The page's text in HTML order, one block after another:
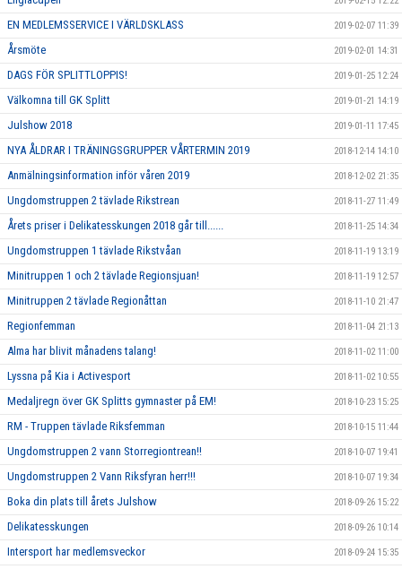
EN MEDLEMSSERVICE I VÄRLDSKLASS 2019-02-07 11:39
Årsmöte 2019-02-01 14:31
DAGS FÖR SPLITTLOPPIS! 2019-01-25 12:24
Välkomna till GK Splitt 2019-01-21 14:19
Julshow 2018 2019-01-11 17:45
NYA ÅLDRAR I TRÄNINGSGRUPPER VÅRTERMIN 2019 2018-12-14 14:10
Anmälningsinformation inför våren 2019 2018-12-02 21:35
Ungdomstruppen 2 tävlade Rikstrean 2018-11-27 11:49
Årets priser i Delikatesskungen 2018 går till...... 2018-11-25 14:34
Ungdomstruppen 1 tävlade Rikstvåan 2018-11-19 13:19
Minitruppen 1 och 2 tävlade Regionsjuan! 2018-11-19 12:57
Minitruppen 2 tävlade Regionåttan 2018-11-10 21:47
Regionfemman 2018-11-04 21:13
Alma har blivit månadens talang! 2018-11-02 11:00
Lyssna på Kia i Activesport 2018-11-02 10:55
Medaljregn över GK Splitts gymnaster på EM! 2018-10-23 15:25
RM - Truppen tävlade Riksfemman 2018-10-15 11:44
Ungdomstruppen 2 vann Storregiontrean!! 2018-10-07 19:41
Ungdomstruppen 2 Vann Riksfyran herr!!! 2018-10-07 19:34
Boka din plats till årets Julshow 2018-09-26 15:22
Delikatesskungen 2018-09-26 10:14
Intersport har medlemsveckor 2018-09-24 15:35